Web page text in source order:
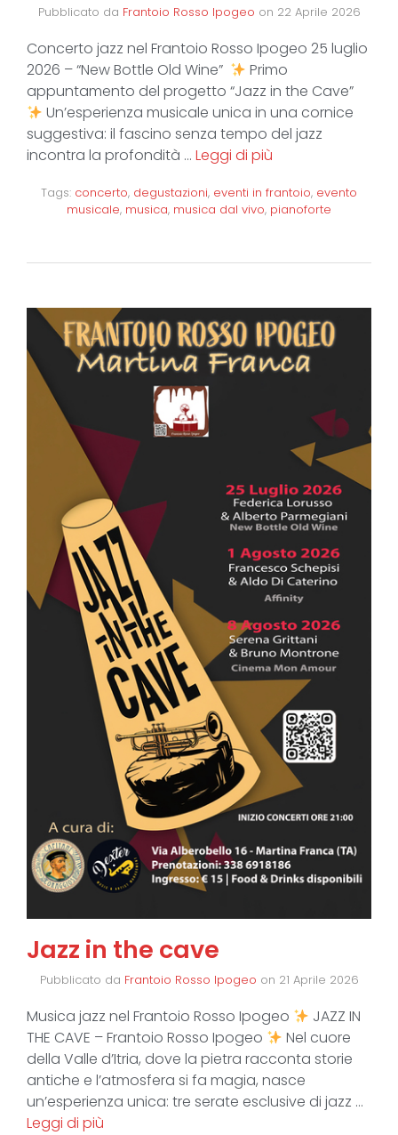
Pubblicato da Frantoio Rosso Ipogeo on 22 Aprile 2026
Concerto jazz nel Frantoio Rosso Ipogeo 25 luglio
2026 – “New Bottle Old Wine”
Primo
appuntamento del progetto “Jazz in the Cave”
Un’esperienza musicale unica in una cornice
suggestiva: il fascino senza tempo del jazz
incontra la profondità … Leggi di più
Tags: concerto, degustazioni, eventi in frantoio, evento
musicale, musica, musica dal vivo, pianoforte
Jazz in the cave
Pubblicato da Frantoio Rosso Ipogeo on 21 Aprile 2026
Musica jazz nel Frantoio Rosso Ipogeo
JAZZ IN
THE CAVE – Frantoio Rosso Ipogeo
Nel cuore
della Valle d’Itria, dove la pietra racconta storie
antiche e l’atmosfera si fa magia, nasce
un’esperienza unica: tre serate esclusive di jazz …
Leggi di più